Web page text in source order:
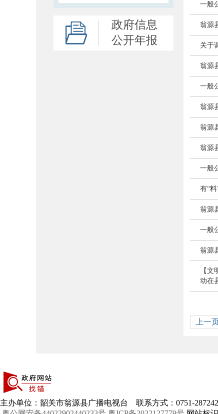
政府信息
公开年报
一般
翁源
关于
翁源
一般
翁源
翁源
翁源
一般
有“
翁源
一般
翁源
【
动在
上一
主办单位：韶关市翁源县广播电视台 联系方式：0751-